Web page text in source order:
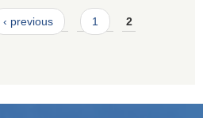
‹ previous 1 2